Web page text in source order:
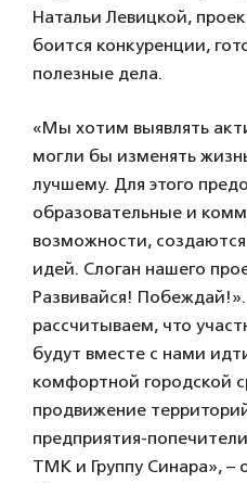
Натальи Левицкой,
боится конкуренции,
полезные дела.
«Мы хотим выявлять
могли бы изменять
лучшему. Для этого
образовательные и
возможности,
идей. Слоган нашего
Развивайся!
рассчитываем, что
будут вместе с нами
комфортной городской
продвижение
предприятия-
ТМК и Группу Синара», –